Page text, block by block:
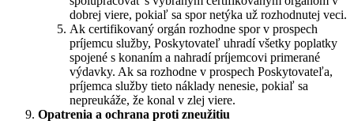
dobrej viere, pokiaľ sa spor netýka už rozhodnutej veci.
Ak certifikovaný orgán rozhodne spor v prospech
príjemcu služby, Poskytovateľ uhradí všetky poplatky
spojené s konaním a nahradí príjemcovi primerané
výdavky. Ak sa rozhodne v prospech Poskytovateľa,
príjemca služby tieto náklady nenesie, pokiaľ sa
nepreukáže, že konal v zlej viere.
Opatrenia a ochrana proti zneužitiu